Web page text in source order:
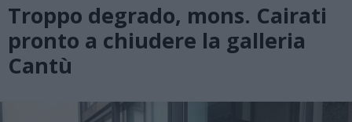
Troppo degrado, mons. Cairati
pronto a chiudere la galleria
Cantù